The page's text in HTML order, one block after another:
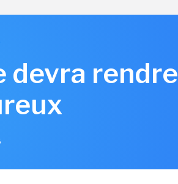
devra rendre